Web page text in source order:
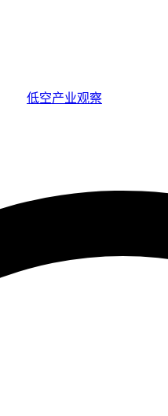
低空产业观察